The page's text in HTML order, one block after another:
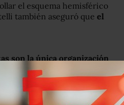
el esquema hemisférico
también aseguró que el
son la única organización
para controlar y apoderarse
asegurar el control.